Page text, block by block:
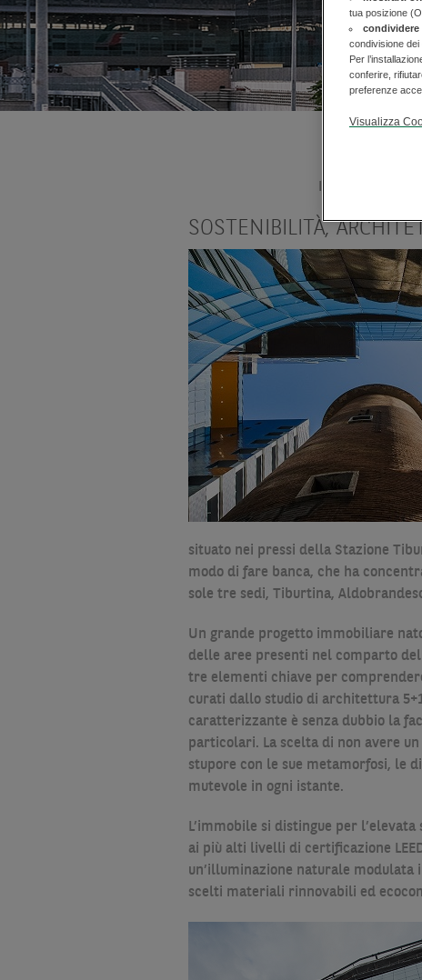
SOSTENIBILITÀ,
situato nei pressi della Stazione
modo di fare banca, che ha
sole tre sedi, Tiburtina,
Un grande progetto immobiliare
delle aree presenti nel comparto
tre elementi chiave per
curati dallo studio di architettura
caratterizzante è senza dubbio la
particolari. La scelta di non avere
stupore con le sue metamorfosi, le
mutevole in ogni istante.
L’immobile si distingue per
ai più alti livelli di certificazione
un’illuminazione naturale
scelti materiali rinnovabili ed
tua posizione
condivisione dei
Per
conferire,
preferenze
Visualizza